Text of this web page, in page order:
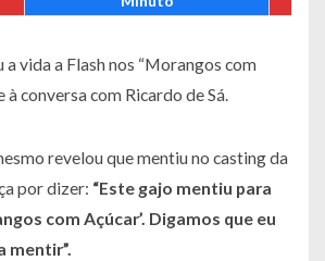
vida a Flash nos “Morangos com
à conversa com Ricardo de Sá.
revelou que mentiu no casting da
por dizer: “Este gajo mentiu para
com Açúcar’. Digamos que eu
mentir”.